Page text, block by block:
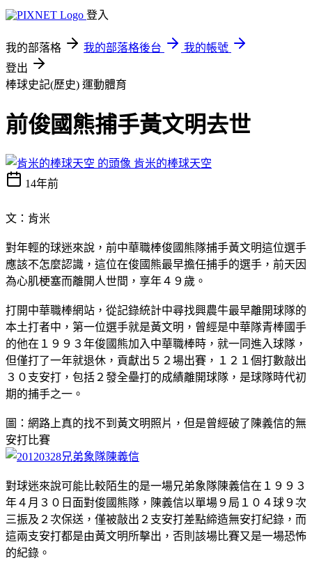
登入
我的部落格 我的部落格後台
我的帳號
登出
棒球史記(歷史) 運動體育
前俊國熊捕手黃文明去世
肯米的棒球天空
14年前
文：肯米
對年輕的球迷來說，前中華職棒俊國熊隊捕手黃文明這位選手
應該不怎麼認識，這位在俊國熊最早擔任捕手的選手，前天因
為心肌梗塞而離開人世間，享年４９歲。
打開中華職棒網站，從記錄統計中尋找興農牛最早離開球隊的
本土打者中，第一位選手就是黃文明，曾經是中華隊青棒國手
的他在１９９３年俊國熊加入中華職棒時，就一同進入球隊，
但僅打了一年就退休，貢獻出５２場出賽，１２１個打數敲出
３０支安打，包括２發全壘打的成績離開球隊，是球隊時代初
期的捕手之一。
圖：網路上真的找不到黃文明照片，但是曾經破了陳義信的無
安打比賽
對球迷來說可能比較陌生的是一場兄弟象隊陳義信在１９９３
年４月３０日面對俊國熊隊，陳義信以單場９局１０４球９次
三振及２次保送，僅被敲出２支安打差點締造無安打紀錄，而
這兩支安打都是由黃文明所擊出，否則該場比賽又是一場恐怖
的紀錄。